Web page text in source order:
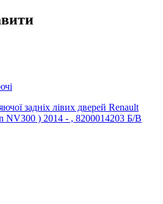
задніх лівих дверей Renault
NV300 ) 2014 - , 8200014203 Б/В